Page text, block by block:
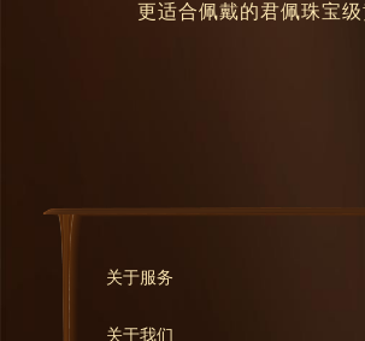
更适合佩戴的君佩珠宝级
关于服务
关于我们